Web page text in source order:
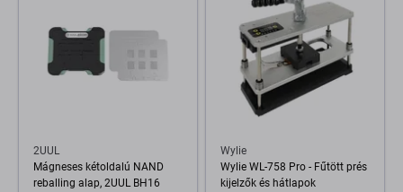
2UUL
Mágneses kétoldalú NAND
reballing alap, 2UUL BH16
Wylie
Wylie WL-758 Pro - Fűtött prés
kijelzők és hátlapok